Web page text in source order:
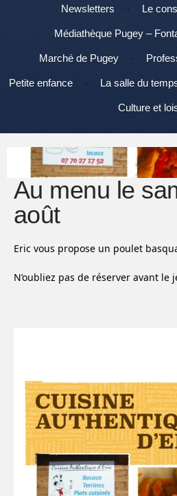
Newsletters Le
Médiathèque Pugey –
Marché de Pugey
Petite enfance La salle du
Culture et
Au menu le
août
Eric vous propose un poulet
N’oubliez pas de réserver avant le